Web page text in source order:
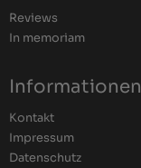
Reviews
In memoriam
Informationen
Kontakt
Impressum
Datenschutz